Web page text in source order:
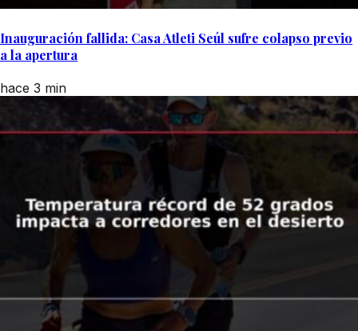
Inauguración fallida: Casa Atleti Seúl sufre colapso previo
a la apertura
hace 3 min